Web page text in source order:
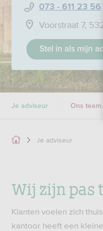
073 - 611 23 56
Voorstraat 7,
Stel in als mijn
Je adviseur Ons team
Je adviseur
Wij zijn pas
Klanten voelen zich
kantoor heeft een